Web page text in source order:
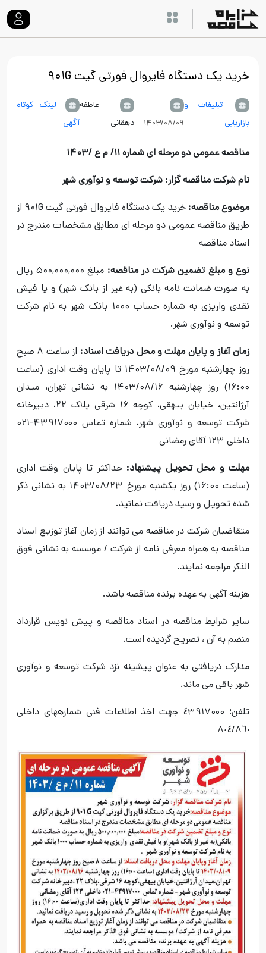
خرید یک دستگاه فایروال فورتی گیت ۹۰۱G
تبلیغات و
بازاریابی
۱۴۰۳/۰۸/۰۹
عاطفه
دهقانی
لینک کوتاه
آگهی
مناقصه عمومی دو مرحله ایشماره ۱۱/ م ع /۱۴۰۳
نام شرکت مناقصه گزار: شرکت توسعه و نوآوری شهر
موضوع مناقصه:
خرید یک دستگاه فایروال فورتی گیت ۹۰۱G از
طریق مناقصه عمومی دو مرحله ای مطابق مشخصات مندرج در
اسناد مناقصه
نوع و مبلغ تضمین شرکت در مناقصه:
مبلغ ۵۰۰,۰۰۰,۰۰۰ ریال
به صورت ضمانت نامه بانکی (به غیر از بانک شهر) و یا فیش
نقدی واریزی به شماره حساب ۱۰۰۰ بانک شهر به نام شرکت
توسعه و نوآوری شهر.
زمان آغاز و پایان مهلت و محل دریافت اسناد:
از ساعت ۸ صبح
روز چهارشنبه مورخ ۱۴۰۳/۰۸/۰۹ تا پایان وقت اداری (ساعت
۱۶:۰۰) روز چهارشنبه ۱۴۰۳/۰۸/۱۶ به نشانی تهران، میدان
آرژانتین، خیابان بیهقی، کوچه ۱۶ شرقی پلاک ۲۲، دبیرخانه
شرکت توسعه و نوآوری شهر، شماره تماس ۴۳۹۱۷۰۰۰-۰۲۱
داخلی ۱۲۳ آقای رمضانی
مهلت و محل تحویل پیشنهاد: حداکثر تا پایان وقت اداری
(ساعت ۱۶:۰۰) روز یکشنبه مورخ ۱۴۰۳/۰۸/۲۳ به نشانی ذکر
شده تحویل و رسید دریافت نمائید.
متقاضیان شرکت در مناقصه می توانند از زمان آغاز توزیع اسناد
مناقصه به همراه معرفی نامه از شرکت / موسسه به نشانی فوق
الذکر مراجعه نمایند.
هزینه آگهی به عهده برنده مناقصه باشد.
سایر شرایط مناقصه در اسناد مناقصه و پیش نویس قرارداد
منضم به آن ، تصریح گردیده است.
مدارک دریافتی به عنوان پیشینه نزد شرکت توسعه و نوآوری
شهر باقی می ماند.
تلفن؛ ٤۳٩۱۷۰۰۰ جهت اخذ اطلاعات فنی شمارههای داخلی
٨٠٤/٨٦٠